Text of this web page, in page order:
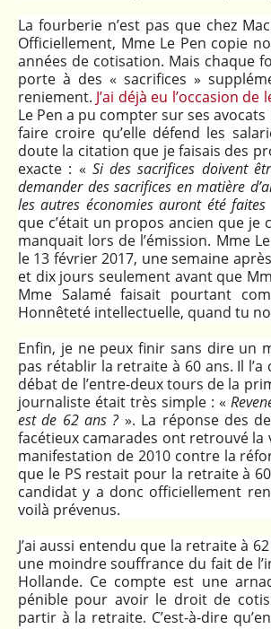
La fourberie n’est pas que chez
Officiellement, Mme Le Pen copie
années de cotisation. Mais chaque
porte à des « sacrifices »
reniement. J’ai déjà eu l’occasion
Le Pen a pu compter sur ses
faire croire qu’elle défend les
doute la citation que je faisais des
exacte : « Si des sacrifices doivent
demander des sacrifices en matière
les autres économies auront été faites
que c’était un propos ancien que
manquait lors de l’émission. Mme
le 13 février 2017, une semaine
et dix jours seulement avant que
Mme Salamé faisait pourtant
Honnêteté intellectuelle, quand tu
Enfin, je ne peux finir sans dire un
pas rétablir la retraite à 60 ans. Il
débat de l’entre-deux tours de la
journaliste était très simple : «
est de 62 ans ? ». La réponse des
facétieux camarades ont retrouvé la
manifestation de 2010 contre la
que le PS restait pour la retraite à
candidat y a donc officiellement
voilà prévenus.
J’ai aussi entendu que la retraite à
une moindre souffrance du fait de
Hollande. Ce compte est une
pénible pour avoir le droit de
partir à la retraite. C’est-à-dire